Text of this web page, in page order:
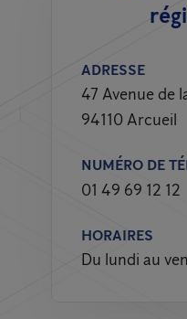
ADRESSE
47 Avenue de
94110 Arcueil
NUMÉRO DE
01 49 69 12 12
HORAIRES
Du lundi au